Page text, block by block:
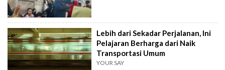
Lebih dari Sekadar Perjalanan, Ini
Pelajaran Berharga dari Naik
Transportasi Umum
YOUR SAY